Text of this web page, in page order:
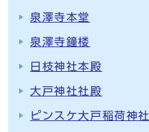
泉澤寺本堂
泉澤寺鐘楼
日枝神社本殿
大戸神社社殿
ピンスケ大戸稲荷神社